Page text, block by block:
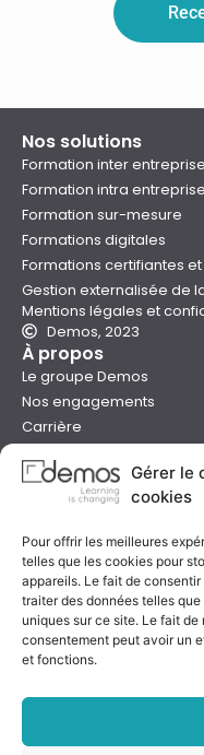
Gérer le
cookies
Pour offrir les meilleures
telles que les cookies pour
appareils. Le fait de
traiter des données telles
uniques sur ce site. Le fait
consentement peut avoir un
et fonctions.
Nos solutions
Formation inter entreprise
Formation intra entreprise
Formation sur-mesure
Formations digitales
Formations certifiantes
Gestion externalisée de
Mentions légales et
Demos, 2023
À propos
Le groupe Demos
Nos engagements
Carrière
Presse
Catalogues
Aide
Nous contacter
Nous trouver
Préparer sa formation
Sessions garanties
Qualité &